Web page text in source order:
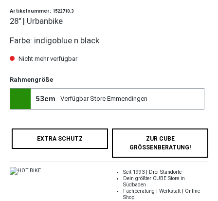
Artikelnummer: 1522710.3
28" | Urbanbike
Farbe: indigoblue n black
Nicht mehr verfügbar
Rahmengröße
53cm Verfügbar Store Emmendingen
EXTRA SCHUTZ
ZUR CUBE
GRÖSSENBERATUNG!
Seit 1993 | Drei Standorte
Dein größter CUBE Store in
Südbaden
Fachberatung | Werkstatt | Online-
Shop